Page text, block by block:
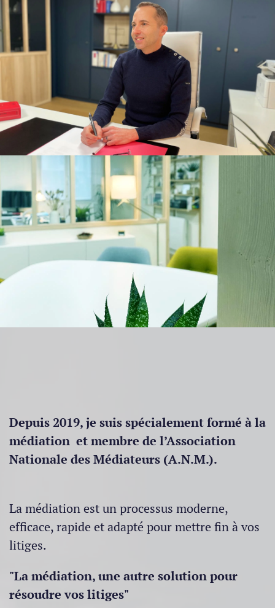
Depuis 2019, je suis spécialement formé à la
médiation et membre de l’Association
Nationale des Médiateurs (A.N.M.).
La médiation est un processus moderne,
efficace, rapide et adapté pour mettre fin à vos
litiges.
"La médiation, une autre solution pour
résoudre vos litiges"